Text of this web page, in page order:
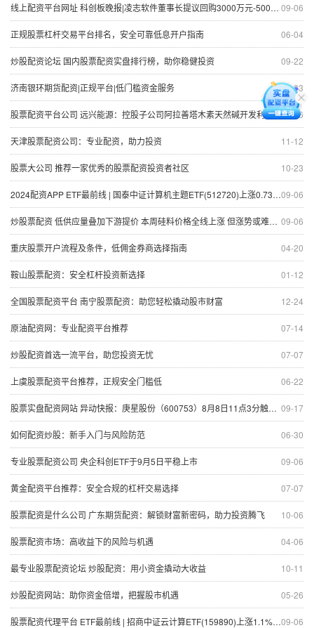
09-06
线上配资平台网址 科创板晚报|凌志软件董事长提议回购3000万元-5000万元股份 寒武纪称有“专家”假冒公司相关人士与机构进行交流
06-04
正规股票杠杆交易平台排名，安全可靠低息开户指南
09-22
炒股配资论坛 国内股票配资实盘排行榜，助你稳健投资
07-03
济南银环期货配资|正规平台|低门槛资金服务
09-06
股票配资平台公司 远兴能源：控股子公司阿拉善塔木素天然碱开发利用项目生产线因设备故障降负荷运行
11-12
天津股票配资公司：专业配资，助力投资
10-23
股票大公司 推荐一家优秀的股票配资投资者社区
09-06
2024配资APP ETF最前线 | 国泰中证计算机主题ETF(512720)上涨0.73%，东数西算主题走弱，初灵信息上涨5.1%
09-06
炒股票配资 低供应量叠加下游提价 本周硅料价格全线上涨 但涨势或难延续
04-20
重庆股票开户流程及条件，低佣金券商选择指南
01-12
鞍山股票配资：安全杠杆投资新选择
12-24
全国股票配资平台 南宁股票配资：助您轻松撬动股市财富
07-14
原油配资网：专业配资平台推荐
07-07
炒股配资首选一流平台，助您投资无忧
06-22
上虞股票配资平台推荐，正规安全门槛低
09-17
股票实盘配资网站 异动快报：庚星股份（600753）8月8日11点3分触及涨停板
06-30
如何配资炒股：新手入门与风险防范
09-06
专业股票配资公司 央企科创ETF于9月5日平稳上市
07-07
黄金配资平台推荐：安全合规的杠杆交易选择
10-06
股票配资是什么公司 广东期货配资：解锁财富新密码，助力投资腾飞
04-06
股票配资市场：高收益下的风险与机遇
10-11
最专业股票配资论坛 炒股配资：用小资金撬动大收益
05-26
炒股配资网站：助你资金倍增，把握股市机遇
09-06
股票配资代理平台 ETF最前线 | 招商中证云计算ETF(159890)上涨1.1%，东数西算主题走弱，初灵信息上涨5.1%